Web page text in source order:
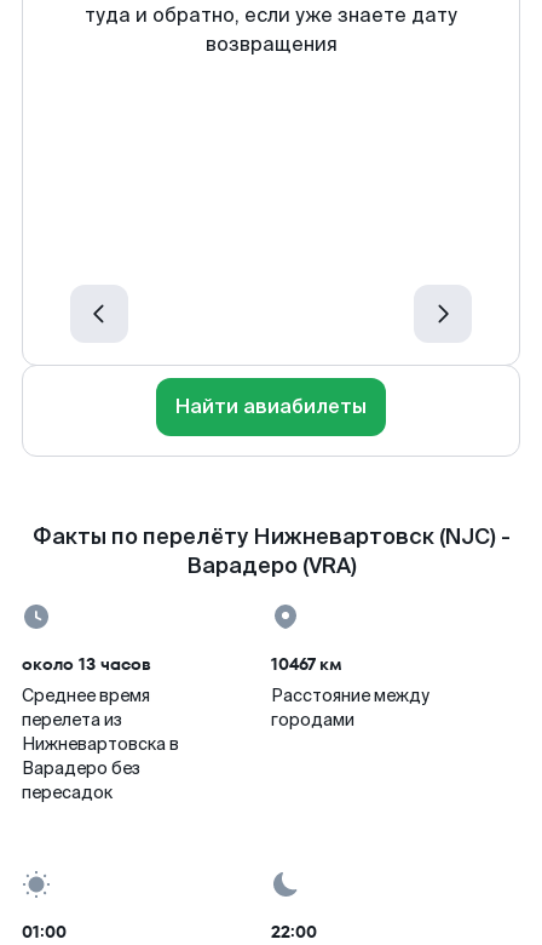
туда и обратно, если уже знаете дату
возвращения
Найти авиабилеты
Факты по перелёту Нижневартовск (NJC) -
Варадеро (VRA)
около 13 часов
Среднее время
перелета из
Нижневартовска в
Варадеро без
пересадок
10467 км
Расстояние между
городами
01:00 22:00